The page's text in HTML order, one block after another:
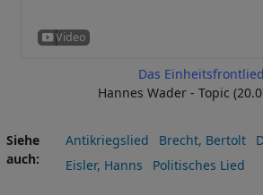
Das Einheitsfrontlied
Hannes Wader - Topic
Siehe
auch
Antikriegslied Brecht, Bertolt
Eisler, Hanns
Politisches Lied